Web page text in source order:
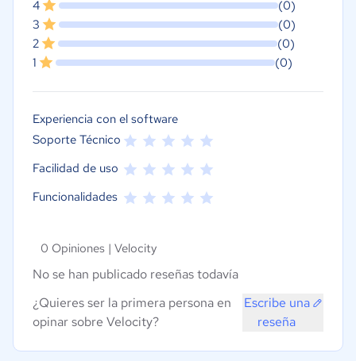
4
(0)
3
(0)
2
(0)
1
(0)
Experiencia con el software
Soporte Técnico
Facilidad de uso
Funcionalidades
0 Opiniones | Velocity
No se han publicado reseñas todavía
¿Quieres ser la primera persona en
opinar sobre Velocity?
Escribe una
reseña